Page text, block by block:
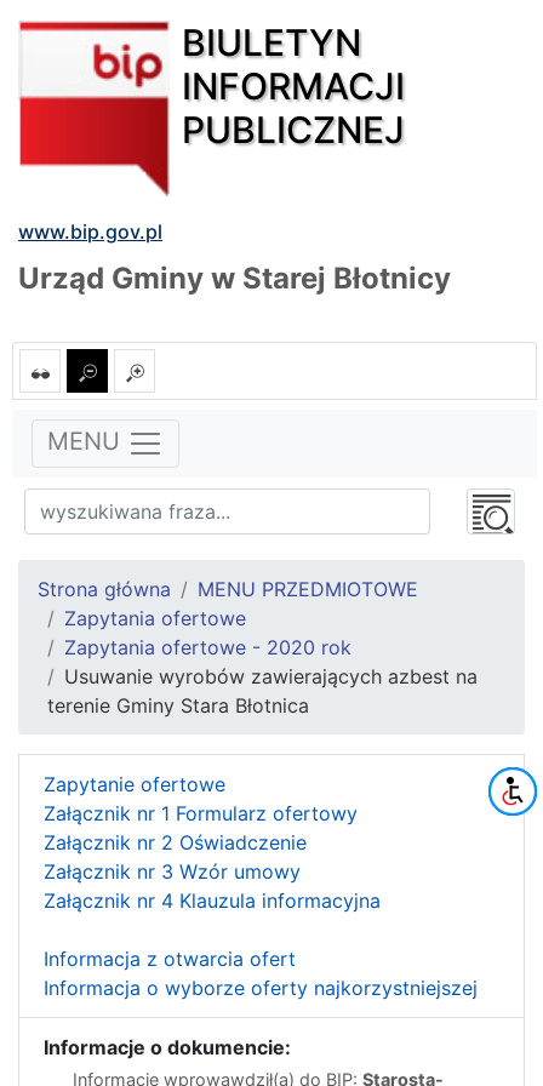
BIULETYN
INFORMACJI
PUBLICZNEJ
www.bip.gov.pl
Urząd Gminy w Starej Błotnicy
MENU
Strona główna
MENU PRZEDMIOTOWE
Zapytania ofertowe
Zapytania ofertowe - 2020 rok
Usuwanie wyrobów zawierających azbest na
terenie Gminy Stara Błotnica
Zapytanie ofertowe
Załącznik nr 1 Formularz ofertowy
Załącznik nr 2 Oświadczenie
Załącznik nr 3 Wzór umowy
Załącznik nr 4 Klauzula informacyjna
Informacja z otwarcia ofert
Informacja o wyborze oferty najkorzystniejszej
Informacje o dokumencie:
Informację wprowawdził(a) do BIP: Starosta-